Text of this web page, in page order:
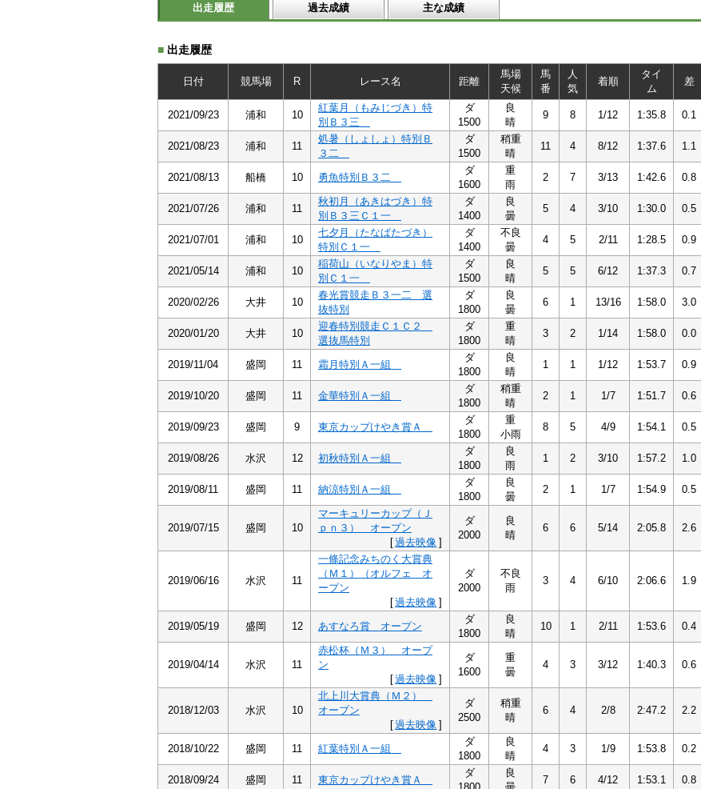
出走履歴 過去成績 主な成績
■ 出走履歴
日付 競馬場 R レース名 距離
馬場
天候
馬
番
人
気
着順
タイ
ム
差
2021/09/23 浦和 10
紅葉月（もみじづき）特
別Ｂ３三
ダ
1500
良
晴
9 8 1/12 1:35.8 0.1
2021/08/23 浦和 11
処暑（しょしょ）特別Ｂ
３二
ダ
1500
稍重
晴
11 4 8/12 1:37.6 1.1
2021/08/13 船橋 10 勇魚特別Ｂ３二
ダ
1600
重
雨
2 7 3/13 1:42.6 0.8
2021/07/26 浦和 11
秋初月（あきはづき）特
別Ｂ３三Ｃ１一
ダ
1400
良
曇
5 4 3/10 1:30.0 0.5
2021/07/01 浦和 10
七夕月（たなばたづき）
特別Ｃ１一
ダ
1400
不良
曇
4 5 2/11 1:28.5 0.9
2021/05/14 浦和 10
稲荷山（いなりやま）特
別Ｃ１一
ダ
1500
良
晴
5 5 6/12 1:37.3 0.7
2020/02/26 大井 10
春光賞競走Ｂ３一二 選
抜特別
ダ
1800
良
曇
6 1 13/16 1:58.0 3.0
2020/01/20 大井 10
迎春特別競走Ｃ１Ｃ２
選抜馬特別
ダ
1800
重
晴
3 2 1/14 1:58.0 0.0
2019/11/04 盛岡 11 霜月特別Ａ一組
ダ
1800
良
晴
1 1 1/12 1:53.7 0.9
2019/10/20 盛岡 11 金華特別Ａ一組
ダ
1800
稍重
晴
2 1 1/7 1:51.7 0.6
2019/09/23 盛岡 9 東京カップけやき賞Ａ
ダ
1800
重
小雨
8 5 4/9 1:54.1 0.5
2019/08/26 水沢 12 初秋特別Ａ一組
ダ
1800
良
雨
1 2 3/10 1:57.2 1.0
2019/08/11 盛岡 11 納涼特別Ａ一組
ダ
1800
良
曇
2 1 1/7 1:54.9 0.5
2019/07/15 盛岡 10
マーキュリーカップ（Ｊ
ｐｎ３） オープン
[過去映像 ]
ダ
2000
良
晴
6 6 5/14 2:05.8 2.6
2019/06/16 水沢 11
一條記念みちのく大賞典
（Ｍ１）（オルフェ オ
ープン
[過去映像 ]
ダ
2000
不良
雨
3 4 6/10 2:06.6 1.9
2019/05/19 盛岡 12 あすなろ賞 オープン
ダ
1800
良
晴
10 1 2/11 1:53.6 0.4
2019/04/14 水沢 11
赤松杯（Ｍ３） オープ
ン
[過去映像 ]
ダ
1600
重
曇
4 3 3/12 1:40.3 0.6
2018/12/03 水沢 10
北上川大賞典（Ｍ２）
オープン
[過去映像 ]
ダ
2500
稍重
晴
6 4 2/8 2:47.2 2.2
2018/10/22 盛岡 11 紅葉特別Ａ一組
ダ
1800
良
晴
4 3 1/9 1:53.8 0.2
2018/09/24 盛岡 11 東京カップけやき賞Ａ
ダ
良
7 6 4/12 1:53.1 0.8